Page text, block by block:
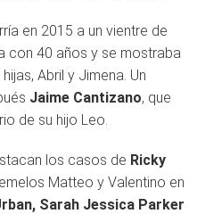
en 2015 a un vientre de
con 40 años y se mostraba
Abril y Jimena. Un
Jaime Cantizano, que
de su hijo Leo.
los casos de Ricky
Matteo y Valentino en
Sarah Jessica Parker